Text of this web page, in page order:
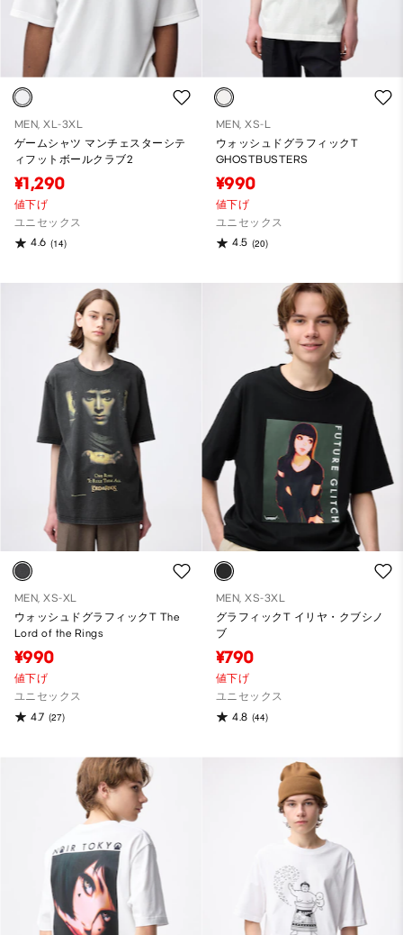
MEN, XL-3XL
ゲームシャツ マンチェスターシテ
ィフットボールクラブ2
¥1,290
値下げ
ユニセックス
4.6 (14)
MEN, XS-L
ウォッシュドグラフィックT
GHOSTBUSTERS
¥990
値下げ
ユニセックス
4.5 (20)
MEN, XS-XL
ウォッシュドグラフィックT The
Lord of the Rings
¥990
値下げ
ユニセックス
4.7 (27)
MEN, XS-3XL
グラフィックT イリヤ・クブシノ
ブ
¥790
値下げ
ユニセックス
4.8 (44)